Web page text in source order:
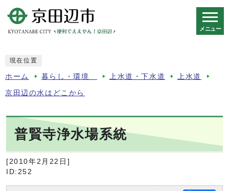
メニュー
現在位置
ホーム 暮らし・環境 上水道・下水道 上水道
京田辺の水はどこから
普賢寺浄水場系統
[2010年2月22日]
ID:252